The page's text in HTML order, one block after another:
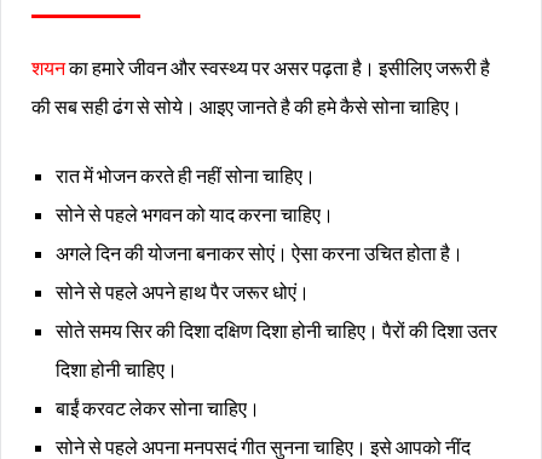
शयनका हमारे जीवन और स्वस्थ्य पर असर पढ़ता है। इसीलिए जरूरी है
की सब सही ढंग से सोये। आइए जानते है की हमे कैसे सोना चाहिए।
रात में भोजन करते ही नहीं सोना चाहिए।
सोने से पहले भगवन को याद करना चाहिए।
अगले दिन की योजना बनाकर सोएं। ऐसा करना उचित होता है।
सोने से पहले अपने हाथ पैर जरूर धोएं।
सोते समय सिर की दिशा दक्षिण दिशा होनी चाहिए। पैरों की दिशा उतर
दिशा होनी चाहिए।
बाईं करवट लेकर सोना चाहिए।
सोने से पहले अपना मनपसदं गीत सुनना चाहिए। इसे आपको नींद